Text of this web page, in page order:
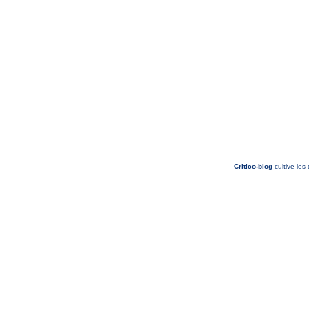
Critico-blog cultive les